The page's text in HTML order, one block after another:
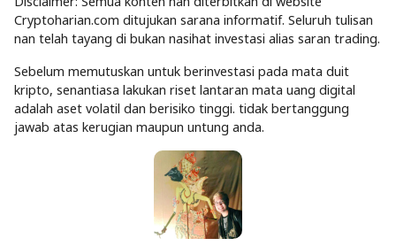
Cryptoharian.com ditujukan sarana informatif. Seluruh tulisan
nan telah tayang di bukan nasihat investasi alias saran trading.
Sebelum memutuskan untuk berinvestasi pada mata duit
kripto, senantiasa lakukan riset lantaran mata uang digital
adalah aset volatil dan berisiko tinggi. tidak bertanggung
jawab atas kerugian maupun untung anda.